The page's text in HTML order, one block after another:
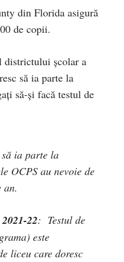
din Florida asigură
de copii.
districtului școlar a
să ia parte la
să-și facă testul de
ia parte la
OCPS au nevoie de
an.
22: Testul de
este
liceu care doresc